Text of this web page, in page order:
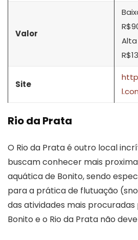
Valor
Site
Rio da Prata
O Rio da Prata é outro local
buscam conhecer mais
aquática de Bonito, sendo
para a prática de flutuação
das atividades mais
Bonito e o Rio da Prata não